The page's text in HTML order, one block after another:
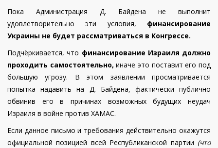
Пока Администрация Д. Байдена не выполнит
удовлетворительно эти условия, финансирование
Украины не будет рассматриваться в Конгрессе.
Подчёркивается, что финансирование Израиля должно
проходить самостоятельно, иначе это поставит его под
большую угрозу. В этом заявлении просматривается
попытка надавить на Д. Байдена, фактически публично
обвинив его в причинах возможных будущих неудач
Израиля в войне против ХАМАС.
Если данное письмо и требования действительно окажутся
официальной позицией всей Республиканской партии (что